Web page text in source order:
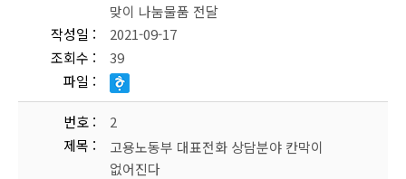
맞이 나눔물품 전달
작성일
2021-09-17
조회수
39
파일
번호
2
제목
고용노동부 대표전화 상담분야 칸막이
없어진다